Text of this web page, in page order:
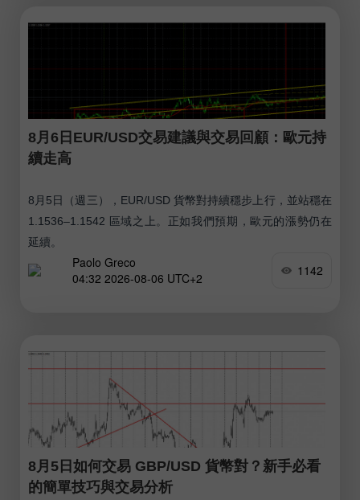
8月6日EUR/USD交易建議與交易回顧：歐元持
續走高
8月5日（週三），EUR/USD 貨幣對持續穩步上行，並站穩在
1.1536–1.1542 區域之上。正如我們預期，歐元的漲勢仍在
延續。
Paolo Greco
04:32 2026-08-06 UTC+2
1142
8月5日如何交易 GBP/USD 貨幣對？新手必看
的簡單技巧與交易分析